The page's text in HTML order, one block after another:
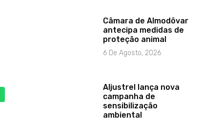
Câmara de Almodôvar
antecipa medidas de
proteção animal
6 De Agosto, 2026
Aljustrel lança nova
campanha de
sensibilização
ambiental